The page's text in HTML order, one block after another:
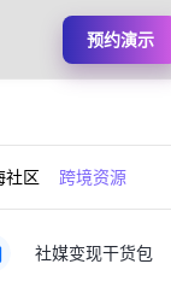
预约演示
社区 跨境资源
社媒变现干货包